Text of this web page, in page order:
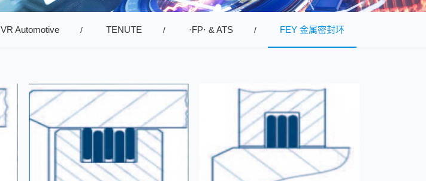
VR Automotive / TENUTE / ·FP· & ATS / FEY 金属密封环